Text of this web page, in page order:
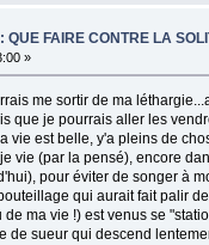
QUE FAIRE CONTRE LA
»
me sortir de ma
que je pourrais aller les
vie est belle, y'a pleins de
vie (par la pensé), encore
pour éviter de songer à
qui aurait fait palir
ma vie !) est venus se
de sueur qui descend